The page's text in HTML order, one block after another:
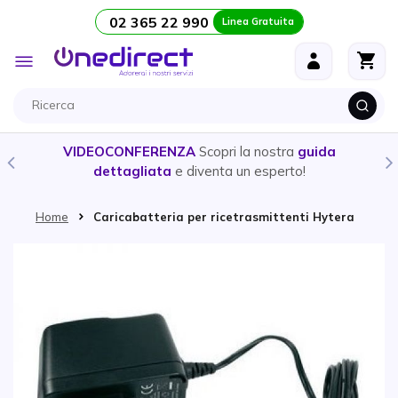
Salta al contenuto 02 365 22 990 Linea Gratuita
Toggle
Nav
VIDEOCONFERENZA Scopri la nostra guida
dettagliata e diventa un esperto!
Home Caricabatteria per ricetrasmittenti Hytera